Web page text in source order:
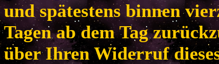
und spätestens binnen
Tagen ab dem Tag
über Ihren Widerruf